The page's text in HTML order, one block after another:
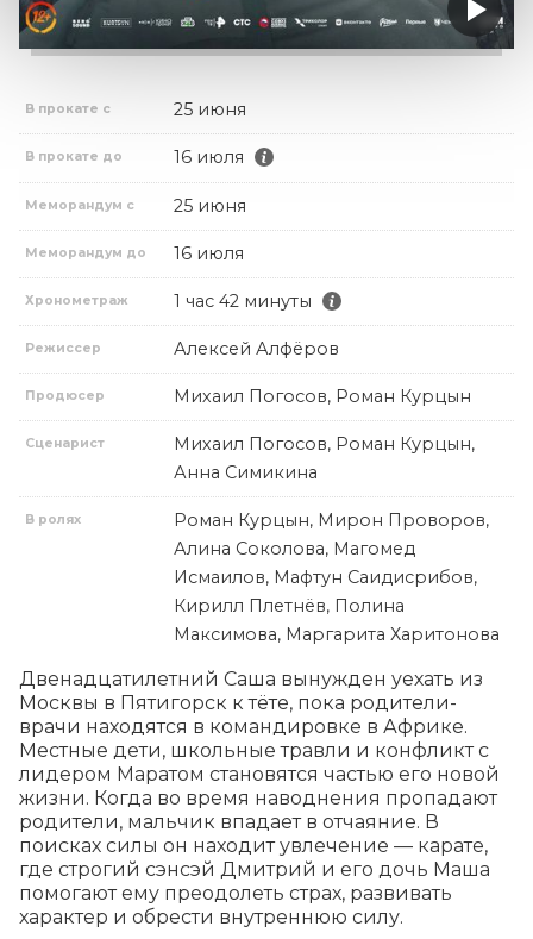
В прокате с 25 июня
В прокате до 16 июля
Меморандум с 25 июня
Меморандум до 16 июля
Хронометраж 1 час 42 минуты
Режиссер Алексей Алфёров
Продюсер Михаил Погосов, Роман Курцын
Сценарист
Михаил Погосов, Роман Курцын,
Анна Симикина
В ролях
Роман Курцын, Мирон Проворов,
Алина Соколова, Магомед
Исмаилов, Мафтун Саидисрибов,
Кирилл Плетнёв, Полина
Максимова, Маргарита Харитонова
Двенадцатилетний Саша вынужден уехать из
Москвы в Пятигорск к тёте, пока родители-
врачи находятся в командировке в Африке.
Местные дети, школьные травли и конфликт с
лидером Маратом становятся частью его новой
жизни. Когда во время наводнения пропадают
родители, мальчик впадает в отчаяние. В
поисках силы он находит увлечение — карате,
где строгий сэнсэй Дмитрий и его дочь Маша
помогают ему преодолеть страх, развивать
характер и обрести внутреннюю силу.